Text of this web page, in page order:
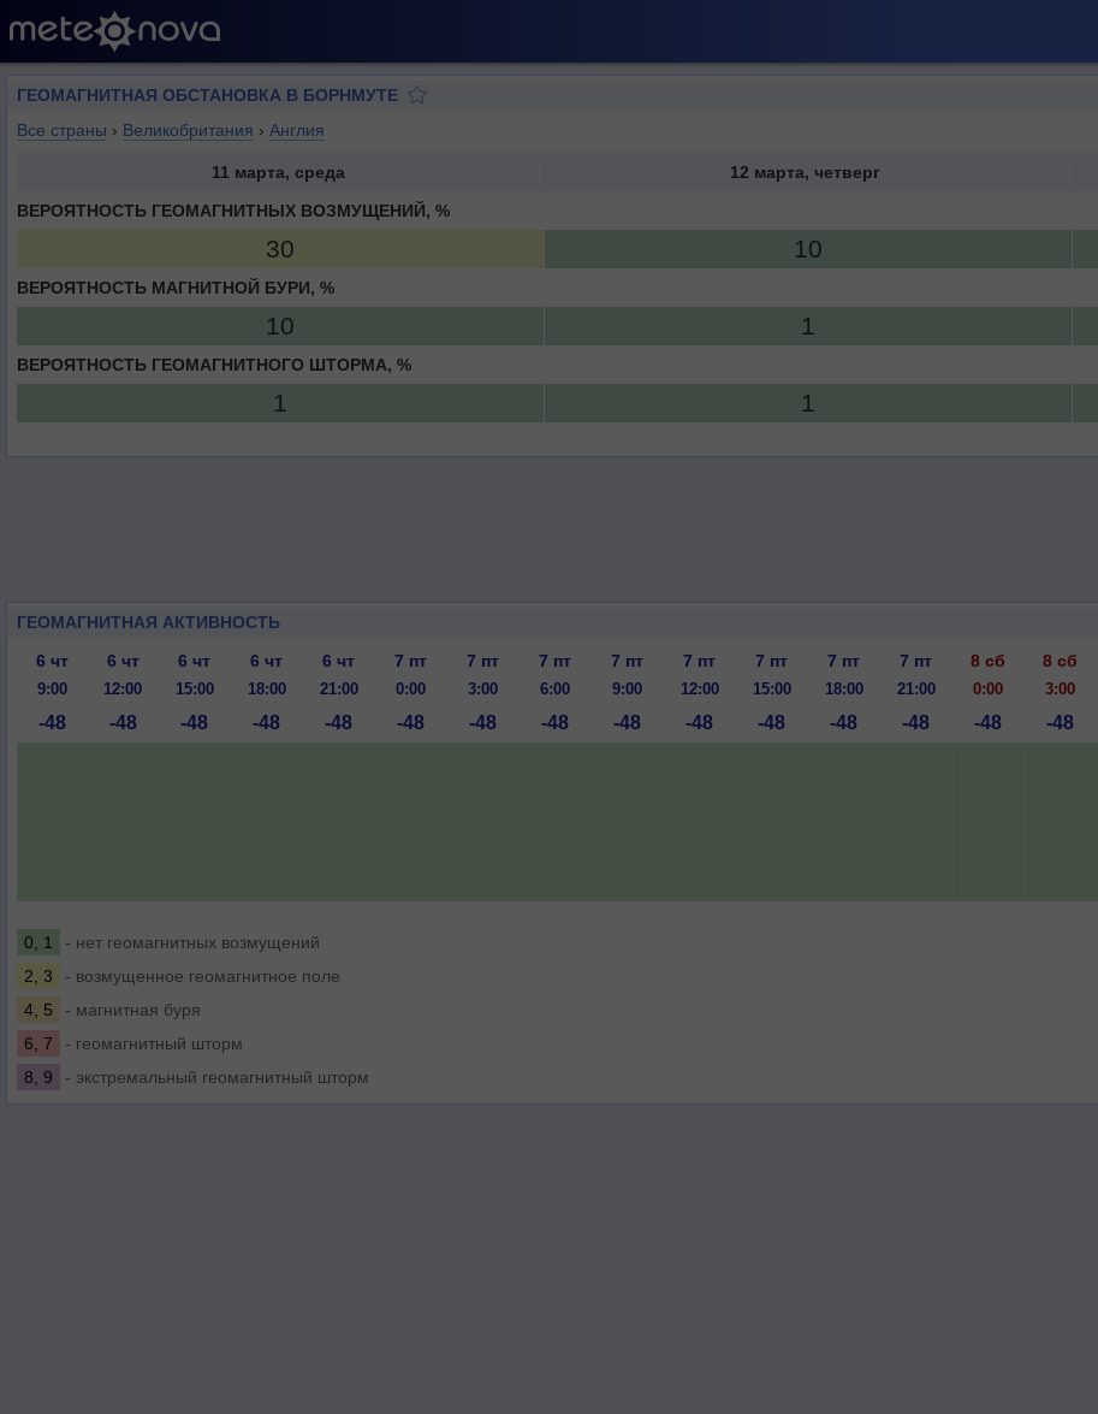
ГЕОМАГНИТНАЯ ОБСТАНОВКА В БОРНМУТЕ
Все страны › Великобритания › Англия
11 марта, среда 12 марта, четверг
ВЕРОЯТНОСТЬ ГЕОМАГНИТНЫХ ВОЗМУЩЕНИЙ, %
30 10
ВЕРОЯТНОСТЬ МАГНИТНОЙ БУРИ, %
10 1
ВЕРОЯТНОСТЬ ГЕОМАГНИТНОГО ШТОРМА, %
1 1
ГЕОМАГНИТНАЯ АКТИВНОСТЬ
6 чт
6 чт 6 чт 6 чт 6 чт 7 пт 7 пт 7 пт 7 пт 7 пт 7 пт 7 пт 7 пт 8 сб 8 сб
9:00 12:00 15:00 18:00 21:00 0:00 3:00 6:00 9:00 12:00 15:00 18:00 21:00 0:00 3:00
-48 -48 -48 -48 -48 -48 -48 -48 -48 -48 -48 -48 -48 -48 -48
0, 1
- нет геомагнитных возмущений
2, 3
- возмущенное геомагнитное поле
4, 5
- магнитная буря
6, 7
- геомагнитный шторм
8, 9
- экстремальный геомагнитный шторм